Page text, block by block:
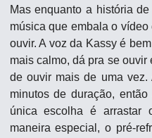
Mas enquanto a história
música que embala o
ouvir. A voz da Kassy é
mais calmo, dá pra se
de ouvir mais de uma
minutos de duração,
única escolha é arrastar
maneira especial, o pré-